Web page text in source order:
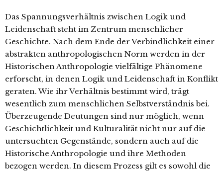
Das Spannungsverhältnis zwischen Logik und
Leidenschaft steht im Zentrum menschlicher
Geschichte. Nach dem Ende der Verbindlichkeit einer
abstrakten anthropologischen Norm werden in der
Historischen Anthropologie vielfältige Phänomene
erforscht, in denen Logik und Leidenschaft in Konflikt
geraten. Wie ihr Verhältnis bestimmt wird, trägt
wesentlich zum menschlichen Selbstverständnis bei.
Überzeugende Deutungen sind nur möglich, wenn
Geschichtlichkeit und Kulturalität nicht nur auf die
untersuchten Gegenstände, sondern auch auf die
Historische Anthropologie und ihre Methoden
bezogen werden. In diesem Prozess gilt es sowohl die